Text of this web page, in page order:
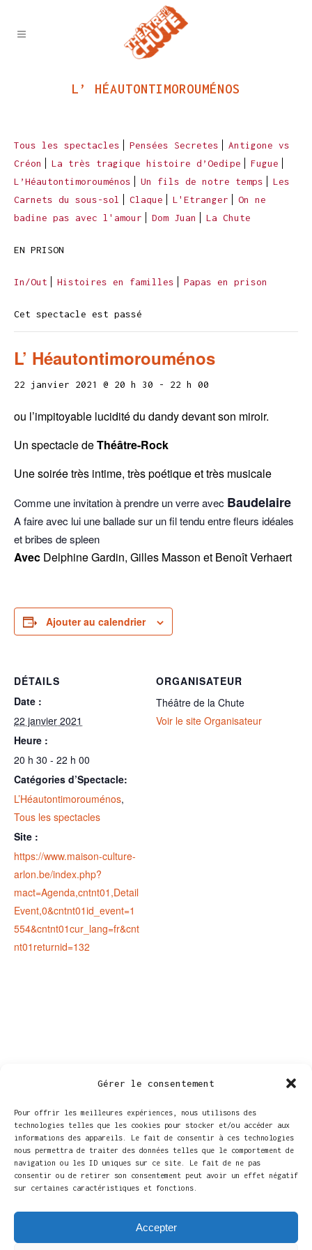
Gérer le consentement
Pour offrir les meilleures expériences, nous utilisons des
technologies telles que les cookies pour stocker et/ou accéder aux
informations des appareils. Le fait de consentir à ces technologies
nous permettra de traiter des données telles que le comportement de
navigation ou les ID uniques sur ce site. Le fait de ne pas
consentir ou de retirer son consentement peut avoir un effet négatif
sur certaines caractéristiques et fonctions.
Accepter
L’ HÉAUTONTIMOROUMÉNOS
Tous les spectacles Pensées Secretes
Antigone vs
Créon
La très tragique histoire d’Oedipe
Fugue
L’Héautontimorouménos
Un fils de notre temps
Les
Carnets du sous-sol
Claque L'Etranger
On ne
badine pas avec l'amour
Dom Juan La Chute
EN PRISON
In/Out Histoires en familles Papas en prison
Cet spectacle est passé
L’ Héautontimorouménos
22 janvier 2021 @ 20 h 30 - 22 h 00
ou l’impitoyable lucidité du dandy devant son miroir.
Un spectacle deThéâtre-Rock
Une soirée très intime, très poétique et très musicale
Comme une invitation à prendre un verre avec Baudelaire
A faire avec lui une ballade sur un fil tendu entre fleurs idéales
et bribes de spleen
Avec Delphine Gardin, Gilles Masson et Benoît Verhaert
Ajouter au calendrier
DÉTAILS
Date :
22 janvier 2021
Heure :
20 h 30 - 22 h 00
Catégories d’Spectacle:
L’Héautontimorouménos,
Tous les spectacles
Site :
https://www.maison-culture-
arlon.be/index.php?
mact=Agenda,cntnt01,Detail
Event,0&cntnt01id_event=1
554&cntnt01cur_lang=fr&cnt
nt01returnid=132
ORGANISATEUR
Théâtre de la Chute
Voir le site Organisateur
LIEU
Parc des Expositions, 1 B
Belgique + Google Map